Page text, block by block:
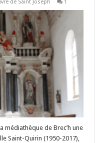
de Saint Joseph 1
médiathèque de Brec’h une
Saint-Quirin (1950-2017),